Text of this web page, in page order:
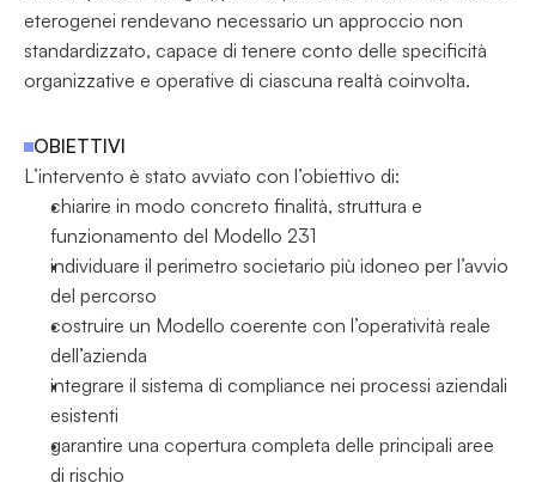
eterogenei rendevano necessario un approccio non
standardizzato, capace di tenere conto delle specificità
organizzative e operative di ciascuna realtà coinvolta.
OBIETTIVI
L’intervento è stato avviato con l’obiettivo di:
chiarire in modo concreto finalità, struttura e
funzionamento del Modello 231
individuare il perimetro societario più idoneo per l’avvio
del percorso
costruire un Modello coerente con l’operatività reale
dell’azienda
integrare il sistema di compliance nei processi aziendali
esistenti
garantire una copertura completa delle principali aree
di rischio